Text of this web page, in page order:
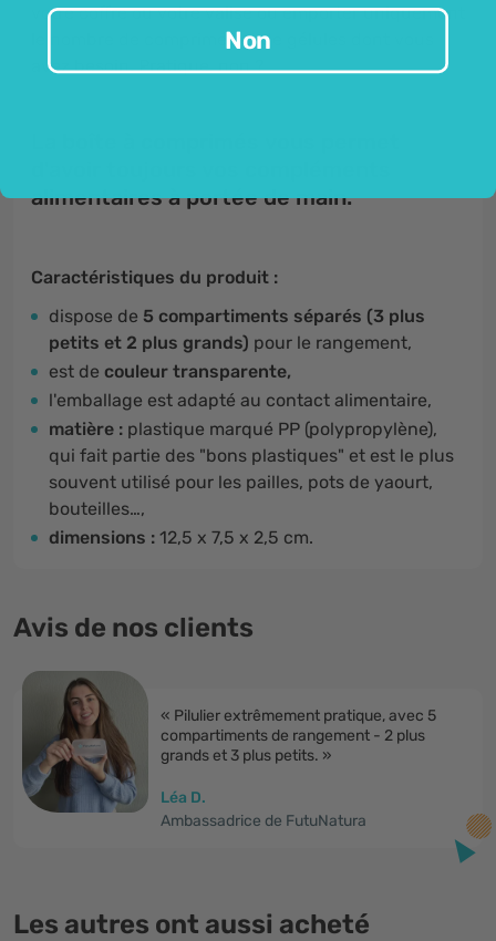
votre coffre ou votre valise ou emporter uniquement
le nombre de comprimés et de gélules dont vous
avez besoin. Pratique, non ?
alimentaires à portée de main.
Caractéristiques du produit :
dispose de 5 compartiments séparés (3 plus
petits et 2 plus grands) pour le rangement,
est de couleur transparente,
l'emballage est adapté au contact alimentaire,
matière : plastique marqué PP (polypropylène),
qui fait partie des "bons plastiques" et est le plus
souvent utilisé pour les pailles, pots de yaourt,
bouteilles…,
dimensions : 12,5 x 7,5 x 2,5 cm.
Avis de nos clients
« Pilulier extrêmement pratique, avec 5
compartiments de rangement - 2 plus
grands et 3 plus petits. »
Léa D.
Ambassadrice de FutuNatura
Les autres ont aussi acheté
Non